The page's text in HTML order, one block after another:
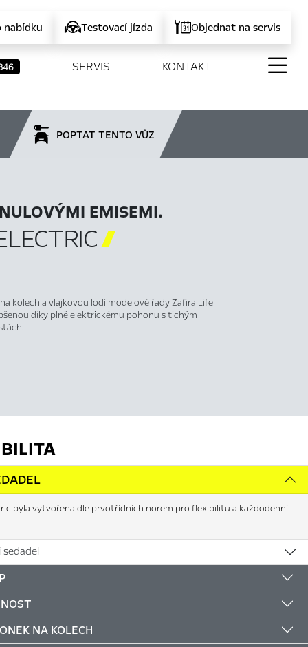
nabídku Testovací jízda Objednat na servis
SERVIS KONTAKT
POPTAT TENTO VŮZ
EMISEMI.

kolech a vlajkovou lodí modelové řady Zafira Life
díky plně elektrickému pohonu s tichým
byla vytvořena dle prvotřídních norem pro flexibilitu a každodenní
NA KOLECH